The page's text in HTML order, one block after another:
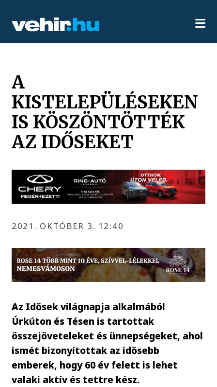
A
KISTELEPÜLÉSEKEN
IS KÖSZÖNTÖTTÉK
AZ IDŐSEKET
2021. OKTÓBER 3. 12:40
Az Idősek világnapja alkalmából
Úrkúton és Tésen is tartottak
összejöveteleket és ünnepségeket, ahol
ismét bizonyítottak az idősebb
emberek, hogy 60 év felett is lehet
valaki aktív és tettre kész.